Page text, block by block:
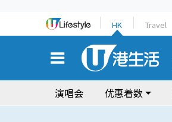
HK Travel
演唱会 优惠着数